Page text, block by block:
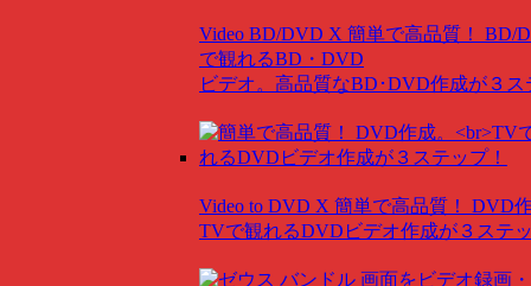
Video BD/DVD X 簡単で高品質！ BD/
で観れるBD・DVD
ビデオ。高品質なBD･DVD作成が３ス
Video to DVD X 簡単で高品質！ DVD
TVで観れるDVDビデオ作成が３ステ